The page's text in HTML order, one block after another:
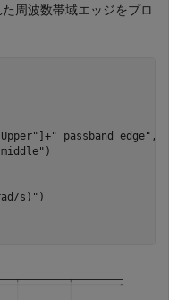
周波数帯域エッジをプロ
]+" passband edge" ,
)
s)" )